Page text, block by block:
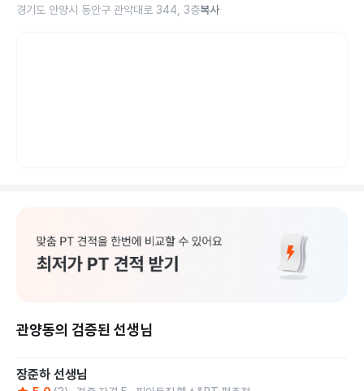
경기도 안양시 동안구 관악대로 344, 3층복사
관양동의 검증된 선생님
장준하 선생님